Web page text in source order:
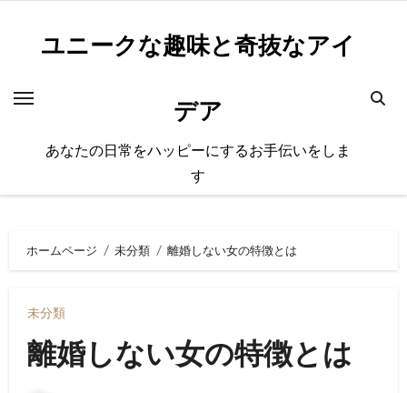
ユニークな趣味と奇抜なアイ
デア
あなたの日常をハッピーにするお手伝いをしま
す
ホームページ 未分類 離婚しない女の特徴とは
未分類
離婚しない女の特徴とは